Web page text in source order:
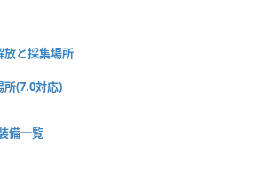
放と採集場所
所(7.0対応)
備一覧